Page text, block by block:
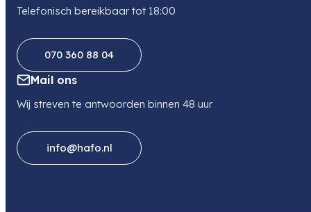
Telefonisch bereikbaar tot 18:00
070 360 88 04
Mail ons
Wij streven te antwoorden binnen 48 uur
info@hafo.nl